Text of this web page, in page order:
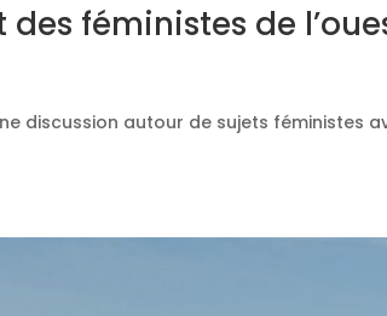
féministes de
discussion autour de sujets féministes